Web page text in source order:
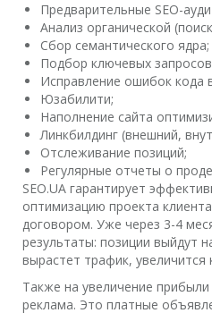
Предварительные SEO-
Анализ органической
Сбор семантического ядра;
Подбор ключевых
Исправление ошибок кода
Юзабилити;
Наполнение сайта
Линкбилдинг (внешний,
Отслеживание позиций;
Регулярные отчеты о
SEO.UA гарантирует
оптимизацию проекта
договором. Уже через 3-4
результаты: позиции выйдут
вырастет трафик, увеличится
Также на увеличение
реклама. Это платные